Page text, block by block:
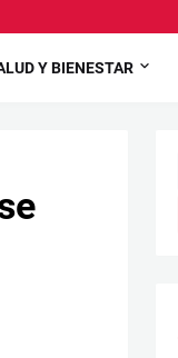
Y BIENESTAR